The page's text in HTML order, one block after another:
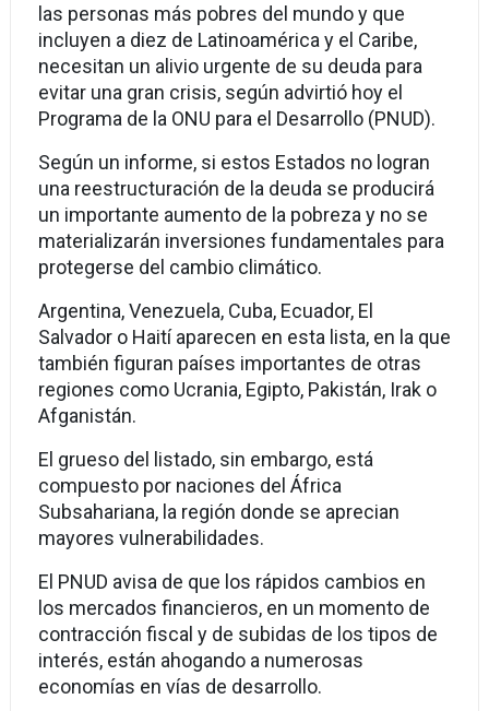
las personas más pobres del mundo y que
incluyen a diez de Latinoamérica y el Caribe,
necesitan un alivio urgente de su deuda para
evitar una gran crisis, según advirtió hoy el
Programa de la ONU para el Desarrollo (PNUD).
Según un informe, si estos Estados no logran
una reestructuración de la deuda se producirá
un importante aumento de la pobreza y no se
materializarán inversiones fundamentales para
protegerse del cambio climático.
Argentina, Venezuela, Cuba, Ecuador, El
Salvador o Haití aparecen en esta lista, en la que
también figuran países importantes de otras
regiones como Ucrania, Egipto, Pakistán, Irak o
Afganistán.
El grueso del listado, sin embargo, está
compuesto por naciones del África
Subsahariana, la región donde se aprecian
mayores vulnerabilidades.
El PNUD avisa de que los rápidos cambios en
los mercados financieros, en un momento de
contracción fiscal y de subidas de los tipos de
interés, están ahogando a numerosas
economías en vías de desarrollo.